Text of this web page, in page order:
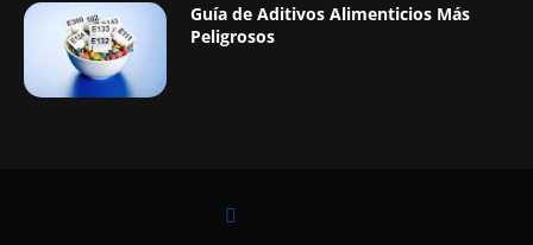
Guía de Aditivos Alimenticios Más
Peligrosos